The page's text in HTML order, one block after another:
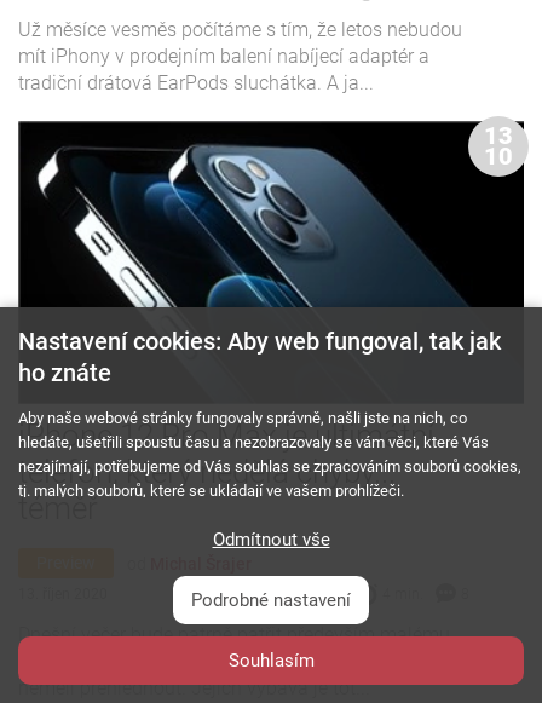
Už měsíce vesměs počítáme s tím, že letos nebudou
mít iPhony v prodejním balení nabíjecí adaptér a
tradiční drátová EarPods sluchátka. A ja...
iPhone 12 Pro Max je ultimátní
telefon, který nedělá chyby...
téměř
Dnešní večer bude patrně patřit především malému
iPhonu 12 Mini, ale ani ty nejdražší modely byste
neměli přehlédnout. Jejich výbava je tot...
13
10
Nastavení cookies: Aby web fungoval, tak jak
ho znáte
Aby naše webové stránky fungovaly správně, našli jste na nich, co
hledáte, ušetřili spoustu času a nezobrazovaly se vám věci, které Vás
nezajímají, potřebujeme od Vás souhlas se zpracováním souborů cookies,
tj. malých souborů, které se ukládají ve vašem prohlížeči.
Odmítnout vše
Podrobné nastavení
Souhlasím